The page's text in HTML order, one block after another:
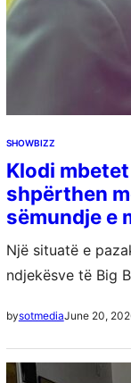
SHOWBIZZ
Klodi
shpërthen
sëmundje e
Një situatë e
ndjekësve të Big
e tij në Instagram.
bysotmediaJune 20,